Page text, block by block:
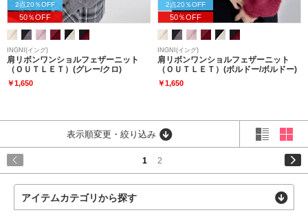
2点20％OFF
50％OFF
INGNI(イング)
肩リボンワンショルフェザーニット
（ＯＵＴＬＥＴ）(グレー/クロ)
￥1,650
2点20％OFF
50％OFF
INGNI(イング)
肩リボンワンショルフェザーニット
（ＯＵＴＬＥＴ）(ボルドー/ボルドー)
￥1,650
表示順変更・絞り込み
1 2
アイテムカテゴリから探す